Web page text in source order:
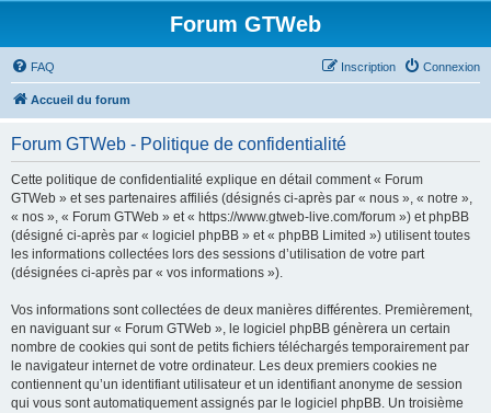
Forum GTWeb
FAQ Connexion
Inscription
Accueil du forum
Forum GTWeb - Politique de confidentialité
Cette politique de confidentialité explique en détail comment « Forum
GTWeb » et ses partenaires affiliés (désignés ci-après par « nous », « notre »,
« nos », « Forum GTWeb » et « https://www.gtweb-live.com/forum ») et phpBB
(désigné ci-après par « logiciel phpBB » et « phpBB Limited ») utilisent toutes
les informations collectées lors des sessions d’utilisation de votre part
(désignées ci-après par « vos informations »).
Vos informations sont collectées de deux manières différentes. Premièrement,
en naviguant sur « Forum GTWeb », le logiciel phpBB génèrera un certain
nombre de cookies qui sont de petits fichiers téléchargés temporairement par
le navigateur internet de votre ordinateur. Les deux premiers cookies ne
contiennent qu’un identifiant utilisateur et un identifiant anonyme de session
qui vous sont automatiquement assignés par le logiciel phpBB. Un troisième